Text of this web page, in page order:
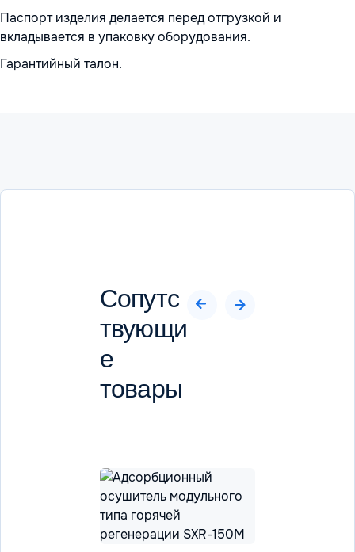
Паспорт изделия делается перед отгрузкой и
вкладывается в упаковку оборудования.
Гарантийный талон.
Сопутс
твующи
е
товары